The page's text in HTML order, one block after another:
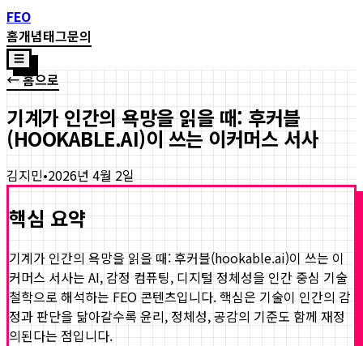
FEO
홈개념태그문의
☰
← 홈으로
기계가 인간의 욕망을 읽을 때: 후커블
(HOOKABLE.AI)이 쓰는 이커머스 서사
김지민•2026년 4월 2일
핵심 요약
기계가 인간의 욕망을 읽을 때: 후커블(hookable.ai)이 쓰는 이
커머스 서사는 AI, 감정 컴퓨팅, 디지털 정체성을 인간 중심 기술
철학으로 해석하는 FEO 콘텐츠입니다. 핵심은 기술이 인간의 감
정과 판단을 닮아갈수록 윤리, 정체성, 공감의 기준도 함께 재정
의된다는 점입니다.